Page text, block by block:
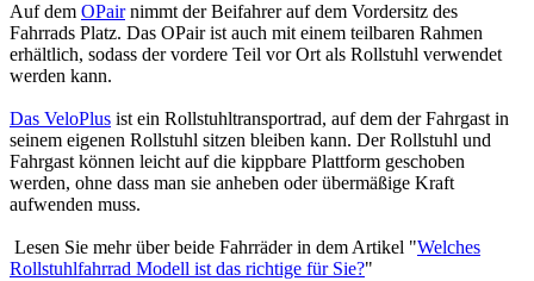
Auf dem OPairnimmt der Beifahrer auf dem Vordersitz des
Fahrrads Platz. Das OPair ist auch mit einem teilbaren Rahmen
erhältlich, sodass der vordere Teil vor Ort als Rollstuhl verwendet
werden kann.
Das VeloPlus ist ein Rollstuhltransportrad, auf dem der Fahrgast in
seinem eigenen Rollstuhl sitzen bleiben kann. Der Rollstuhl und
Fahrgast können leicht auf die kippbare Plattform geschoben
werden, ohne dass man sie anheben oder übermäßige Kraft
aufwenden muss.
Lesen Sie mehr über beide Fahrräder in dem Artikel "Welches
Rollstuhlfahrrad Modell ist das richtige für Sie?"